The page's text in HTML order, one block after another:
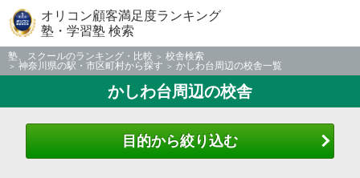
オリコン顧客満足度ランキング
塾・学習塾 検索
塾、スクールのランキング・比較
校舎検索
神奈川県の駅・市区町村から探す
かしわ台周辺の校舎一覧
かしわ台周辺の校舎
目的から絞り込む